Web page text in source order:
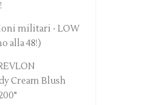
militari - LOW
alla 48!)
Cream Blush